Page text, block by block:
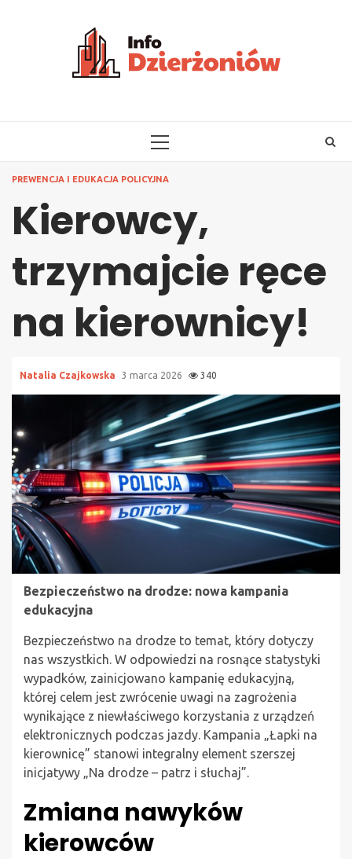
PRIMARY
PREWENCJA I EDUKACJA POLICYJNA
Kierowcy,
trzymajcie ręce
na kierownicy!
Natalia Czajkowska 3 marca 2026 340
Bezpieczeństwo na drodze: nowa kampania
edukacyjna
Bezpieczeństwo na drodze to temat, który dotyczy
nas wszystkich. W odpowiedzi na rosnące statystyki
wypadków, zainicjowano kampanię edukacyjną,
której celem jest zwrócenie uwagi na zagrożenia
wynikające z niewłaściwego korzystania z urządzeń
elektronicznych podczas jazdy. Kampania „Łapki na
kierownicę” stanowi integralny element szerszej
inicjatywy „Na drodze – patrz i słuchaj”.
Zmiana nawyków
kierowców